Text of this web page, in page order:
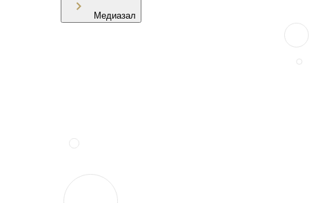
Медиазал